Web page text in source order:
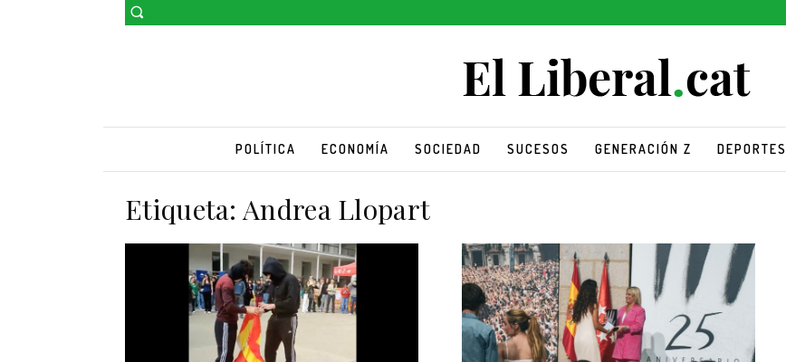
POLÍTICA ECONOMÍA SOCIEDAD SUCESOS GENERACIÓN Z DEPORTES
Etiqueta: Andrea Llopart